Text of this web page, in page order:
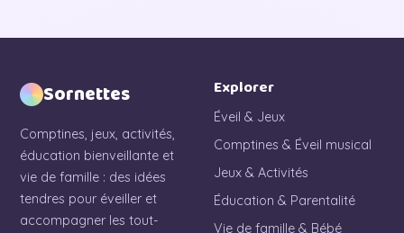
Sornettes
Comptines, jeux, activités,
éducation bienveillante et
vie de famille : des idées
tendres pour éveiller et
accompagner les tout-
Explorer
Éveil & Jeux
Comptines & Éveil musical
Jeux & Activités
Éducation & Parentalité
Vie de famille & Bébé